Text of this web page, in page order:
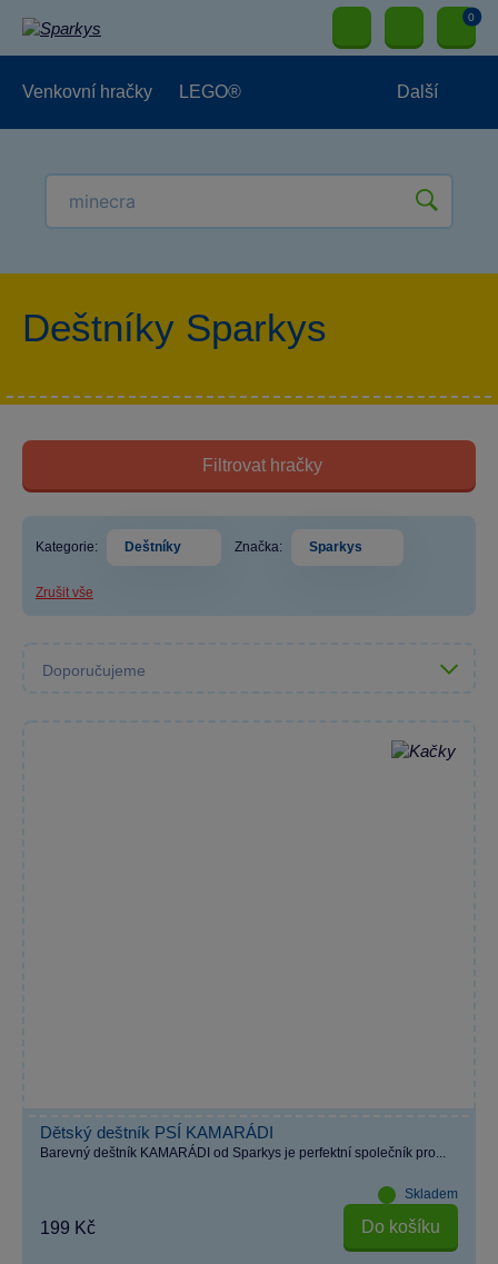
0
Venkovní hračky LEGO® Další
Deštníky Sparkys
Filtrovat hračky
Kategorie: Deštníky Značka: Sparkys
Zrušit vše
Dětský deštník PSÍ KAMARÁDI
Barevný deštník KAMARÁDI od Sparkys je perfektní společník pro...
Skladem
199 Kč Do košíku